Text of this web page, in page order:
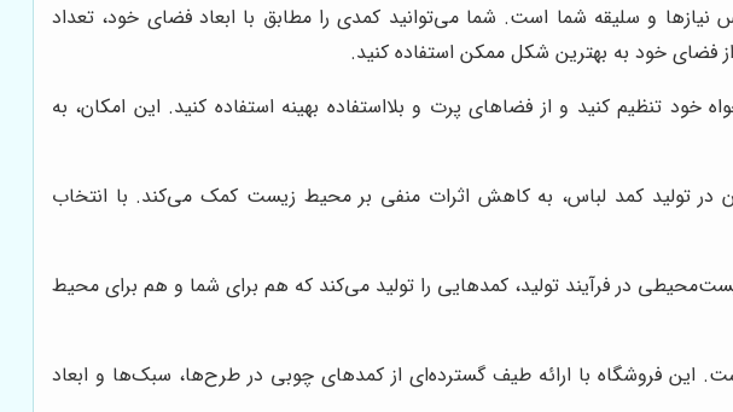
و سلیقه شما است. شما می‌توانید کمدی را مطابق با ابعاد فضای خود، تعداد
فضای خود به بهترین شکل ممکن استفاده کنید.
تنظیم کنید و از فضاهای پرت و بلااستفاده بهینه استفاده کنید. این امکان، به
تولید کمد لباس، به کاهش اثرات منفی بر محیط زیست کمک می‌کند. با انتخاب
در فرآیند تولید، کمدهایی را تولید می‌کند که هم برای شما و هم برای محیط
این فروشگاه با ارائه طیف گسترده‌ای از کمدهای چوبی در طرح‌ها، سبک‌ها و ابعاد